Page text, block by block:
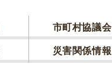
市町村協議会
災害関係情報